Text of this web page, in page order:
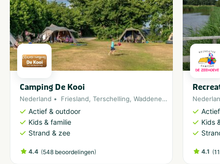
Camping De Kooi
Nederland Friesland, Terschelling, Waddeneiland
Actief & outdoor
Kids & familie
Strand & zee
4.4 (548 beoordelingen)
Kids
4.1 (